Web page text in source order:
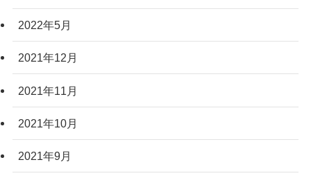
2022年5月
2021年12月
2021年11月
2021年10月
2021年9月